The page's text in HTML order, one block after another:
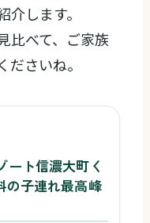
します。
比べて、ご家族
さいね。
ート信濃大町く
の子連れ最高峰